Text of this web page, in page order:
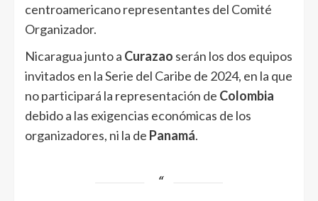
centroamericano representantes del Comité
Organizador.
Nicaragua junto a Curazao serán los dos equipos
invitados en la Serie del Caribe de 2024, en la que
no participará la representación de Colombia
debido a las exigencias económicas de los
organizadores, ni la de Panamá.